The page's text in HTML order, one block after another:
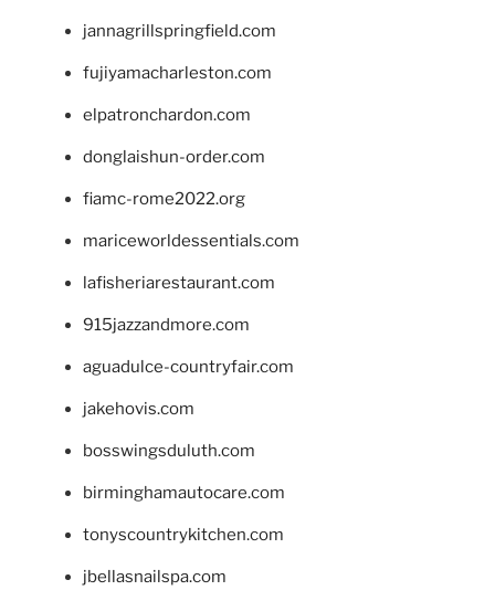
jannagrillspringfield.com
fujiyamacharleston.com
elpatronchardon.com
donglaishun-order.com
fiamc-rome2022.org
mariceworldessentials.com
lafisheriarestaurant.com
915jazzandmore.com
aguadulce-countryfair.com
jakehovis.com
bosswingsduluth.com
birminghamautocare.com
tonyscountrykitchen.com
jbellasnailspa.com